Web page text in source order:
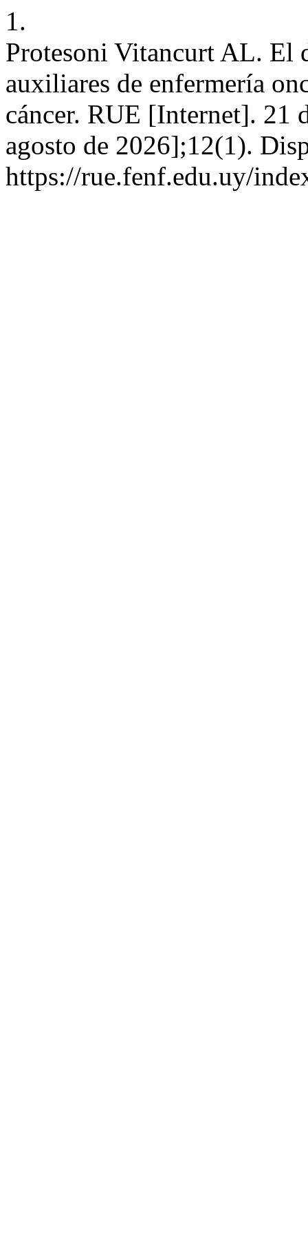
1.
Protesoni Vitancurt AL. El
auxiliares de enfermería
cáncer. RUE [Internet]. 21
agosto de 2026];12(1).
https://rue.fenf.edu.uy/